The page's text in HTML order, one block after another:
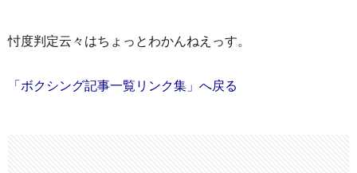
忖度判定云々はちょっとわかんねえっす。
「ボクシング記事一覧リンク集」へ戻る